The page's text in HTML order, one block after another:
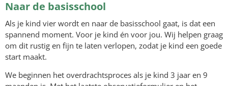
Naar de basisschool
Als je kind vier wordt en naar de basisschool gaat, is dat een
spannend moment. Voor je kind én voor jou. Wij helpen graag
om dit rustig en fijn te laten verlopen, zodat je kind een goede
start maakt.
We beginnen het overdrachtsproces als je kind 3 jaar en 9